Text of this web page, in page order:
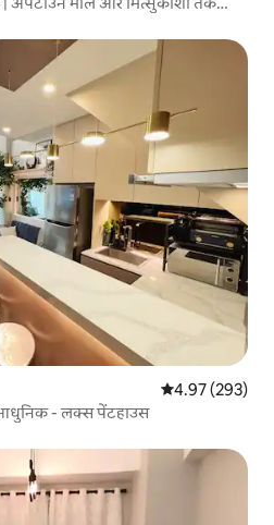
औसत रेटिंग 5 में से
4.97 (293)
- लक्स पेंटहाउस